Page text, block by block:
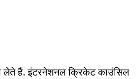
लेते हैं. इंटरनेशनल क्रिकेट काउंसिल